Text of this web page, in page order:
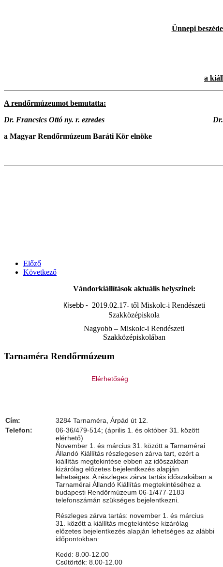
Ünnepi
a
A rendőrmúzeumot bemutatta:
Dr. Francsics Ottó ny. r. ezredes
Dr. Gulyás
a Magyar Rendőrmúzeum Baráti Kör elnöke A
Előző
Következő
Vándorkiállítások aktuális helyszinei:
Kisebb - 2019.02.17- től Miskolc-i Rendészeti
Szakközépiskola
Nagyobb – Miskolc-i Rendészeti
Szakközépiskolában
Tarnaméra Rendőrmúzeum
Elérhetőség
Cím:
3284 Tarnaméra, Árpád út 12.
Telefon:
06-36/479-514; (április 1. és október 31. között
elérhető)
November 1. és március 31. között a Tarnamérai
Állandó Kiállítás részlegesen zárva tart, ezért a
kiállítás megtekintése ebben az időszakban
kizárólag előzetes bejelentkezés alapján
lehetséges. A részleges zárva tartás időszakában a
Tarnamérai Állandó Kiállítás megtekintéséhez a
budapesti Rendőrmúzeum 06-1/477-2183
telefonszámán szükséges bejelentkezni.
Részleges zárva tartás: november 1. és március
31. között a kiállítás megtekintése kizárólag
előzetes bejelentkezés alapján lehetséges az alábbi
időpontokban:
Kedd: 8.00-12.00
Csütörtök: 8.00-12.00